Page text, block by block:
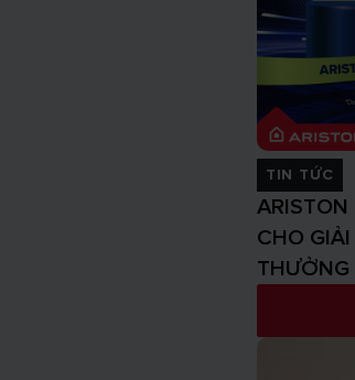
TIN TỨC
CHO